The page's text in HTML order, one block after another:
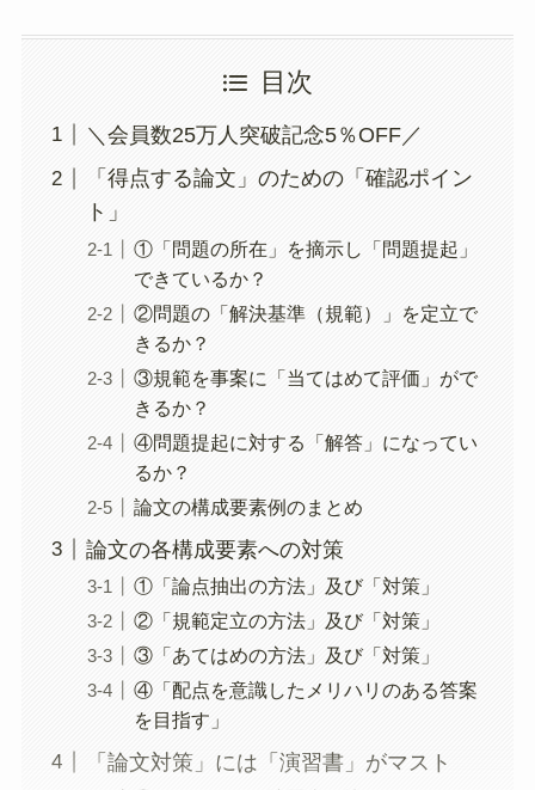
目次
＼会員数25万人突破記念5％OFF／
「得点する論文」のための「確認ポイン
ト」
①「問題の所在」を摘示し「問題提起」
できているか？
②問題の「解決基準（規範）」を定立で
きるか？
③規範を事案に「当てはめて評価」がで
きるか？
④問題提起に対する「解答」になってい
るか？
論文の構成要素例のまとめ
論文の各構成要素への対策
①「論点抽出の方法」及び「対策」
②「規範定立の方法」及び「対策」
③「あてはめの方法」及び「対策」
④「配点を意識したメリハリのある答案
を目指す」
「論文対策」には「演習書」がマスト